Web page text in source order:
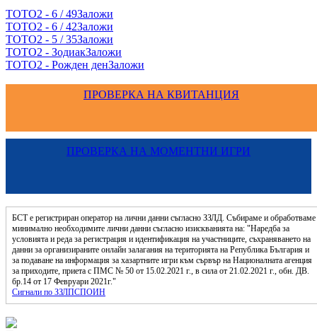
ТОТО2 - 6 / 49Заложи
ТОТО2 - 6 / 42Заложи
ТОТО2 - 5 / 35Заложи
ТОТО2 - ЗодиакЗаложи
ТОТО2 - Рожден денЗаложи
ПРОВЕРКА НА КВИТАНЦИЯ
ПРОВЕРКА НА МОМЕНТНИ ИГРИ
БСТ е регистриран оператор на лични данни съгласно ЗЗЛД. Събираме и обработваме
минимално необходимите лични данни съгласно изискванията на: "Наредба за
условията и реда за регистрация и идентификация на участниците, съхраняването на
данни за организираните онлайн залагания на територията на Република България и
за подаване на информация за хазартните игри към сървър на Националната агенция
за приходите, приета с ПМС № 50 от 15.02.2021 г., в сила от 21.02.2021 г., обн. ДВ.
бр.14 от 17 Февруари 2021г."
Сигнали по ЗЗЛПСПОИН